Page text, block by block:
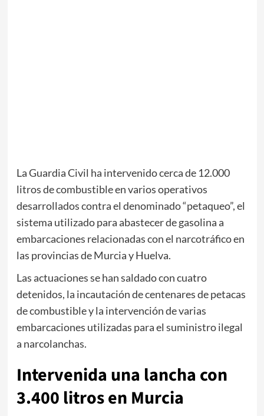
LaGuardia Civil ha intervenido cerca de 12.000
litros de combustible en varios operativos
desarrollados contra el denominado “petaqueo”, el
sistema utilizado para abastecer de gasolina a
embarcaciones relacionadas con el narcotráfico en
las provincias deMurciayHuelva.
Las actuaciones se han saldado con cuatro
detenidos, la incautación de centenares de petacas
de combustible y la intervención de varias
embarcaciones utilizadas para el suministro ilegal
a narcolanchas.
Intervenida una lancha con
3.400 litros en Murcia